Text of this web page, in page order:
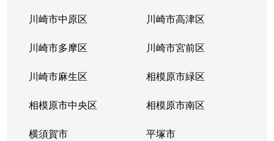
川崎市中原区 川崎市高津区
川崎市多摩区 川崎市宮前区
川崎市麻生区 相模原市緑区
相模原市中央区 相模原市南区
横須賀市 平塚市